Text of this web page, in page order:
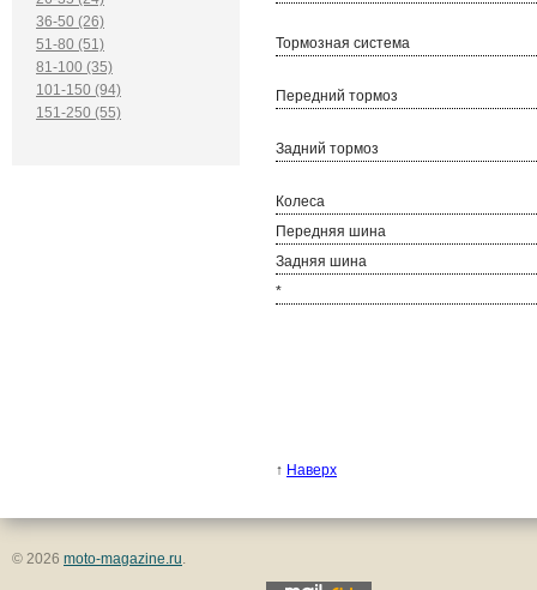
36-50 (26)
51-80 (51)
81-100 (35)
101-150 (94)
151-250 (55)
Тормозная система
Передний тормоз
Задний тормоз
Колеса
Передняя шина
Задняя шина
*
↑ Наверх
© 2026 moto-magazine.ru